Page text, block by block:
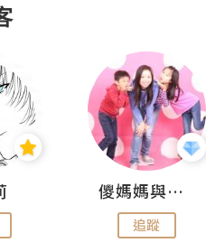
儍媽媽與兩隻小魔怪之家
追蹤